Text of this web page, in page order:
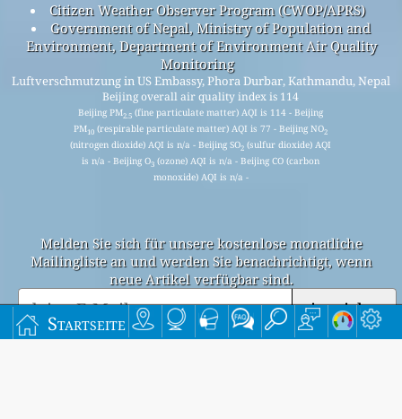
Startseite
Citizen Weather Observer Program (CWOP/APRS)
Government of Nepal, Ministry of Population and
Environment, Department of Environment Air Quality
Monitoring
Luftverschmutzung in US Embassy, Phora Durbar, Kathmandu, Nepal
Beijing overall air quality index is 114
Beijing PM2.5 (fine particulate matter) AQI is 114 - Beijing
PM10 (respirable particulate matter) AQI is 77 - Beijing NO2
(nitrogen dioxide) AQI is n/a - Beijing SO2 (sulfur dioxide) AQI
is n/a - Beijing O3 (ozone) AQI is n/a - Beijing CO (carbon
monoxide) AQI is n/a -
Melden Sie sich für unsere kostenlose monatliche
Mailingliste an und werden Sie benachrichtigt, wenn
neue Artikel verfügbar sind.
einreichen